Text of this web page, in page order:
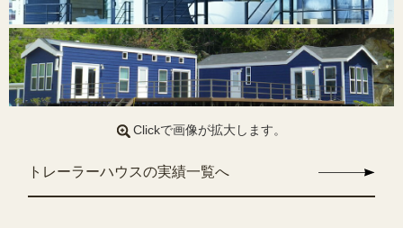
Clickで画像が拡大します。
トレーラーハウスの実績一覧へ